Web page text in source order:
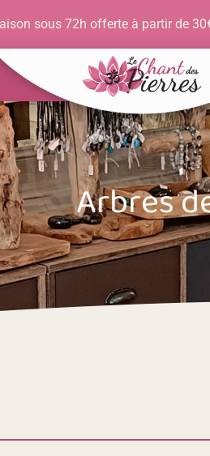
sous 72h offerte à partir de
Arbres